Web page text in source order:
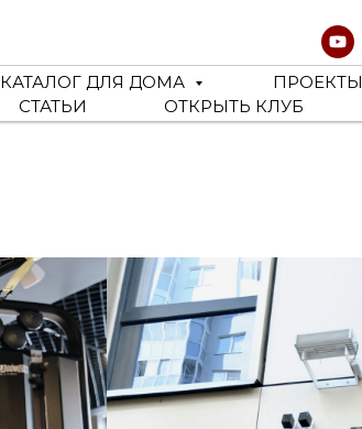
КАТАЛОГ ДЛЯ ДОМА ПРОЕКТЫ
СТАТЬИ ОТКРЫТЬ КЛУБ